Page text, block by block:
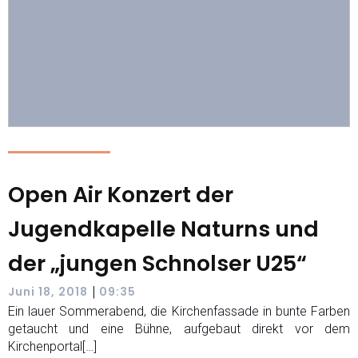
Open Air Konzert der
Jugendkapelle Naturns und
der „jungen Schnolser U25“
Juni 18, 2018 | 09:35
Ein lauer Sommerabend, die Kirchenfassade in bunte Farben
getaucht und eine Bühne, aufgebaut direkt vor dem
Kirchenportal[…]